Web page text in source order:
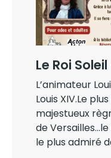
Le Roi
L’animateur
Louis XIV.Le
majestueux
de
le plus admiré